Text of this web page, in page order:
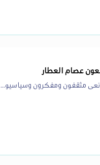
عصام العطار
مثقفون ومفكرون وسياسيو...